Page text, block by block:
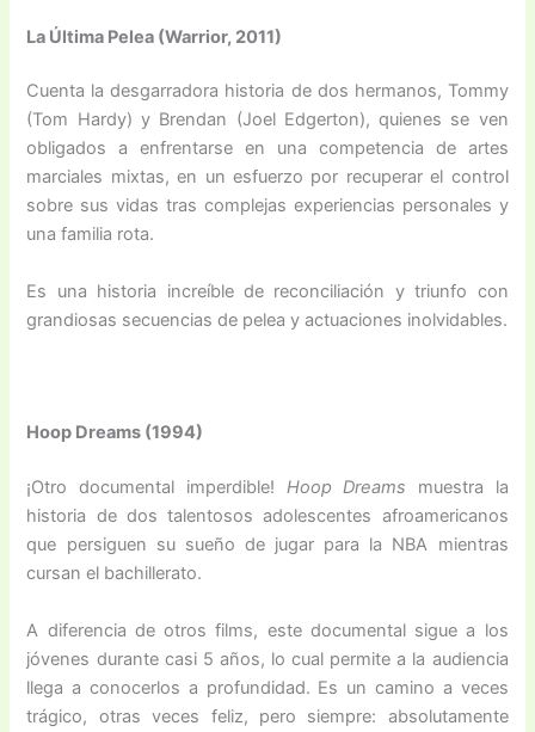
La Última Pelea (Warrior, 2011)
Cuenta la desgarradora historia de dos hermanos, Tommy
(Tom Hardy) y Brendan (Joel Edgerton), quienes se ven
obligados a enfrentarse en una competencia de artes
marciales mixtas, en un esfuerzo por recuperar el control
sobre sus vidas tras complejas experiencias personales y
una familia rota.
Es una historia increíble de reconciliación y triunfo con
grandiosas secuencias de pelea y actuaciones inolvidables.
Hoop Dreams (1994)
¡Otro documental imperdible! Hoop Dreams muestra la
historia de dos talentosos adolescentes afroamericanos
que persiguen su sueño de jugar para la NBA mientras
cursan el bachillerato.
A diferencia de otros films, este documental sigue a los
jóvenes durante casi 5 años, lo cual permite a la audiencia
llega a conocerlos a profundidad. Es un camino a veces
trágico, otras veces feliz, pero siempre: absolutamente